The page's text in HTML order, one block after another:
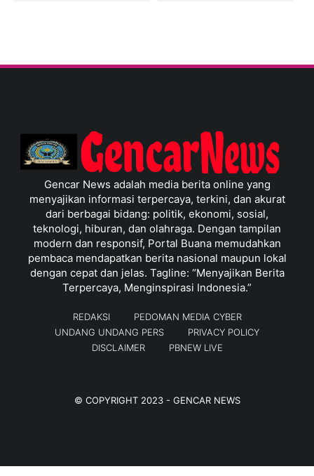
Gencar News adalah media berita online yang
menyajikan informasi terpercaya, terkini, dan akurat
dari berbagai bidang: politik, ekonomi, sosial,
teknologi, hiburan, dan olahraga. Dengan tampilan
modern dan responsif, Portal Buana memudahkan
pembaca mendapatkan berita nasional maupun lokal
dengan cepat dan jelas. Tagline: “Menyajikan Berita
Terpercaya, Menginspirasi Indonesia.”
REDAKSI
PEDOMAN MEDIA CYBER
UNDANG UNDANG PERS
PRIVACY POLICY
DISCLAIMER
PBNEW LIVE
© COPYRIGHT 2023 - GENCAR NEWS